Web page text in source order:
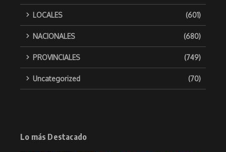
LOCALES (601)
NACIONALES (680)
PROVINCIALES (749)
Uncategorized (70)
Lo más Destacado